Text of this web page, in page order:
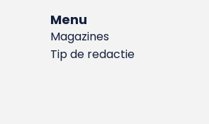
Menu
Magazines
Tip de redactie